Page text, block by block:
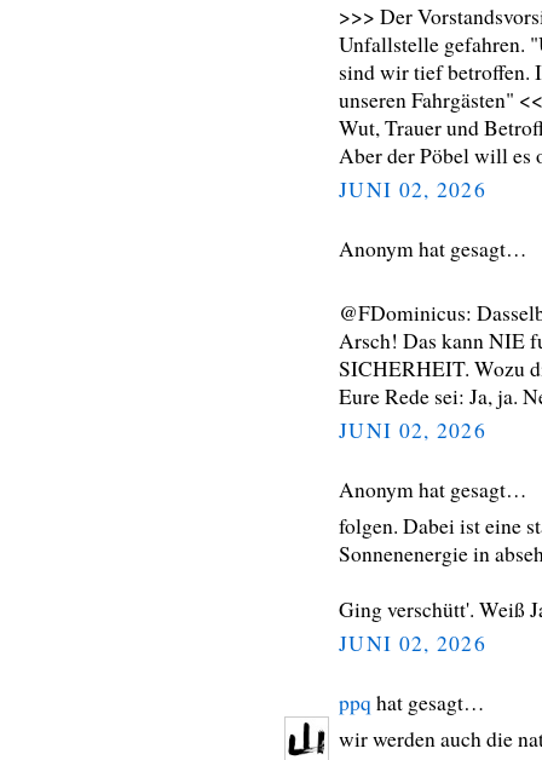
>>> Der
Unfallstelle gefahren.
sind wir tief betroffen.
unseren Fahrgästen"
Wut, Trauer und
Aber der Pöbel will es
JUNI 02, 2026
Anonym hat gesagt…
@FDominicus:
Arsch! Das kann NIE
SICHERHEIT. Wozu
Eure Rede sei: Ja, ja.
JUNI 02, 2026
Anonym hat gesagt…
folgen. Dabei ist eine
Sonnenenergie in
Ging verschütt'. Weiß
JUNI 02, 2026
ppq hat gesagt…
wir werden auch die